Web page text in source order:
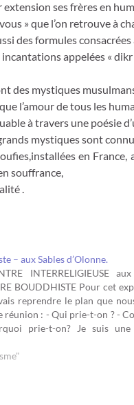
extension ses frères en
» que l’on retrouve à
des formules
incantations appelées «
des mystiques
l’amour de tous les
à travers une poésie
mystiques sont
en
souffrance,
.
– aux Sables d’Olonne.
INTERRELIGIEUSE
BOUDDHISTE Pour cet
reprendre le plan que
réunion : - Qui prie-t-on ? -
prie-t-on? Je suis une
tibétain et j’essaierai…